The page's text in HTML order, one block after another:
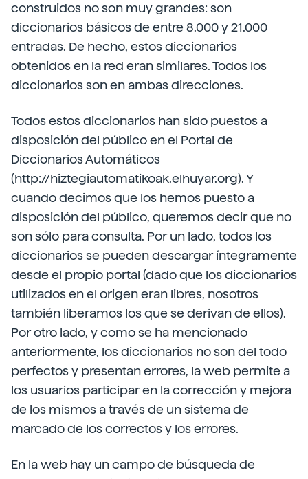
construidos no son muy grandes: son
diccionarios básicos de entre 8.000 y 21.000
entradas. De hecho, estos diccionarios
obtenidos en la red eran similares. Todos los
diccionarios son en ambas direcciones.
Todos estos diccionarios han sido puestos a
disposición del público en el Portal de
Diccionarios Automáticos
(http://hiztegiautomatikoak.elhuyar.org). Y
cuando decimos que los hemos puesto a
disposición del público, queremos decir que no
son sólo para consulta. Por un lado, todos los
diccionarios se pueden descargar íntegramente
desde el propio portal (dado que los diccionarios
utilizados en el origen eran libres, nosotros
también liberamos los que se derivan de ellos).
Por otro lado, y como se ha mencionado
anteriormente, los diccionarios no son del todo
perfectos y presentan errores, la web permite a
los usuarios participar en la corrección y mejora
de los mismos a través de un sistema de
marcado de los correctos y los errores.
En la web hay un campo de búsqueda de